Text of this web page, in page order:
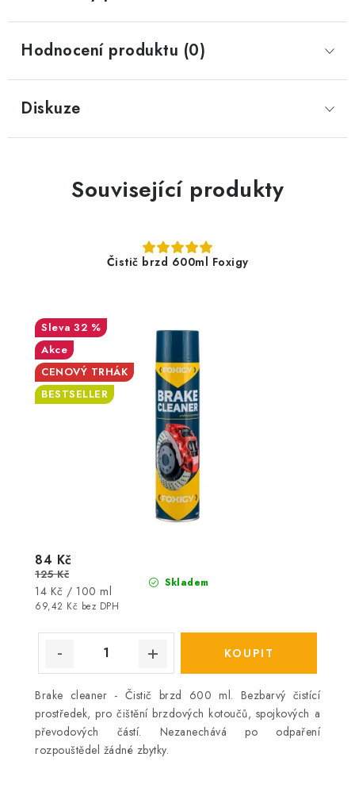
Hodnocení produktu (0)
Diskuze
Související produkty
Čistič brzd 600ml Foxigy
32 %
Akce
CENOVÝ TRHÁK
BESTSELLER
Skladem
69,42 Kč bez DPH
84 Kč
125 Kč
Měrná
cena:
14 Kč / 100 ml
Brake cleaner - Čistič brzd 600 ml. Bezbarvý čistící
prostředek, pro čištění brzdových kotoučů, spojkových a
převodových částí. Nezanechává po odpaření
rozpouštědel žádné zbytky.